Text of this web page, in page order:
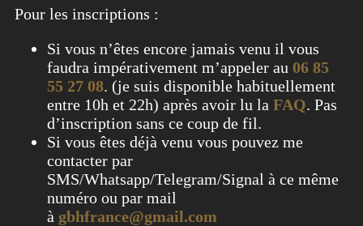
Pour les inscriptions :
Si vous n’êtes encore jamais venu il vous
faudra impérativement m’appeler au 06 85
55 27 08. (je suis disponible habituellement
entre 10h et 22h) après avoir lu la FAQ. Pas
d’inscription sans ce coup de fil.
Si vous êtes déjà venu vous pouvez me
contacter par
SMS/Whatsapp/Telegram/Signal à ce même
numéro ou par mail
à gbhfrance@gmail.com